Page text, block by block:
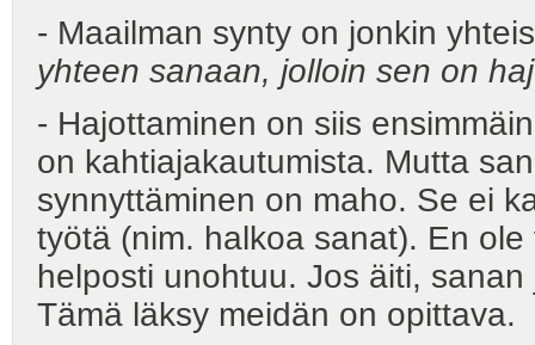
- Maailman synty on jonkin
yhteen sanaan, jolloin sen on
- Hajottaminen on siis
on kahtiajakautumista. Mutta
synnyttäminen on maho. Se ei
työtä (nim. halkoa sanat). En
helposti unohtuu. Jos äiti,
Tämä läksy meidän on